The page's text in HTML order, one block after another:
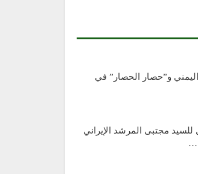
اليمني و”حصار الحصار” في
للسيد مجتبى المرشد الإيراني